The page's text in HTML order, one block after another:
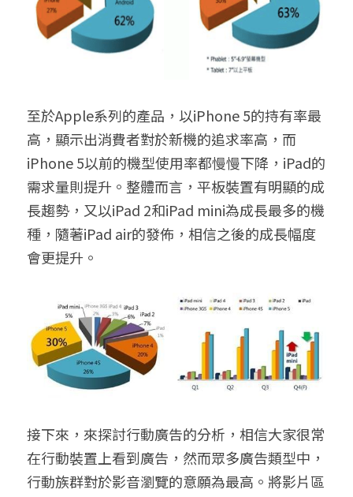
至於Apple系列的產品，以iPhone 5的持有率最
高，顯示出消費者對於新機的追求率高，而
iPhone 5以前的機型使用率都慢慢下降，iPad的
需求量則提升。整體而言，平板裝置有明顯的成
長趨勢，又以iPad 2和iPad mini為成長最多的機
種，隨著iPad air的發佈，相信之後的成長幅度
會更提升。
接下來，來探討行動廣告的分析，相信大家很常
在行動裝置上看到廣告，然而眾多廣告類型中，
行動族群對於影音瀏覽的意願為最高。將影片區